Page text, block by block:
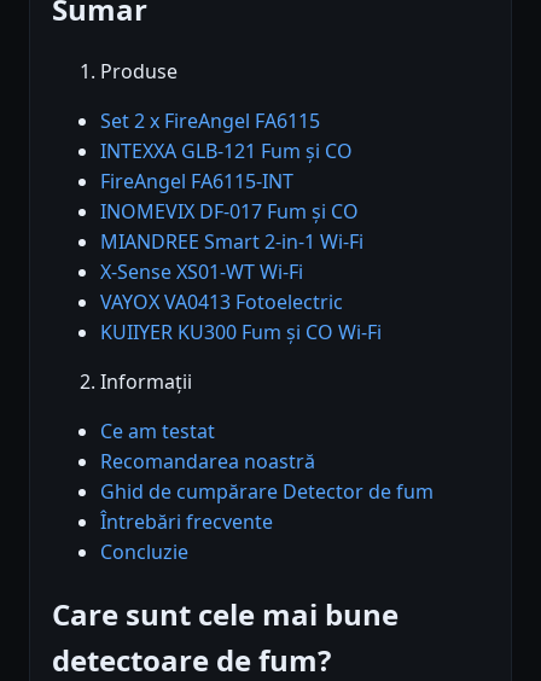
Sumar
Produse
Set 2 x FireAngel FA6115
INTEXXA GLB-121 Fum și CO
FireAngel FA6115-INT
INOMEVIX DF-017 Fum și CO
MIANDREE Smart 2-in-1 Wi-Fi
X-Sense XS01-WT Wi-Fi
VAYOX VA0413 Fotoelectric
KUIIYER KU300 Fum și CO Wi-Fi
Informații
Ce am testat
Recomandarea noastră
Ghid de cumpărare Detector de fum
Întrebări frecvente
Concluzie
Care sunt cele mai bune
detectoare de fum?